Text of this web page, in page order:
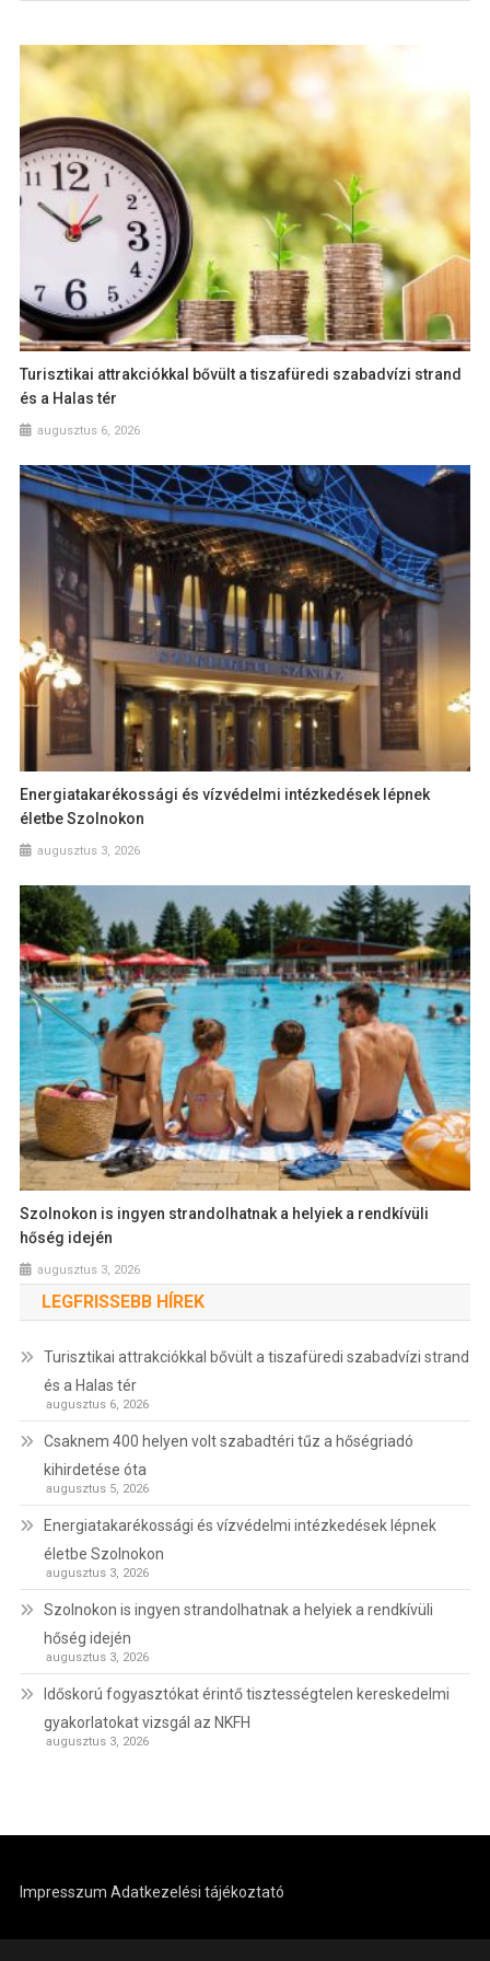
Turisztikai attrakciókkal bővült a tiszafüredi szabadvízi strand
és a Halas tér
augusztus 6, 2026
Energiatakarékossági és vízvédelmi intézkedések lépnek
életbe Szolnokon
augusztus 3, 2026
Szolnokon is ingyen strandolhatnak a helyiek a rendkívüli
hőség idején
augusztus 3, 2026
LEGFRISSEBB HÍREK
Turisztikai attrakciókkal bővült a tiszafüredi szabadvízi strand
és a Halas tér
augusztus 6, 2026
Csaknem 400 helyen volt szabadtéri tűz a hőségriadó
kihirdetése óta
augusztus 5, 2026
Energiatakarékossági és vízvédelmi intézkedések lépnek
életbe Szolnokon
augusztus 3, 2026
Szolnokon is ingyen strandolhatnak a helyiek a rendkívüli
hőség idején
augusztus 3, 2026
Időskorú fogyasztókat érintő tisztességtelen kereskedelmi
gyakorlatokat vizsgál az NKFH
augusztus 3, 2026
Impresszum Adatkezelési tájékoztató